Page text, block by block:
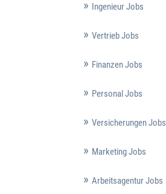
Ingenieur Jobs
Vertrieb Jobs
Finanzen Jobs
Personal Jobs
Versicherungen Jobs
Marketing Jobs
Arbeitsagentur Jobs